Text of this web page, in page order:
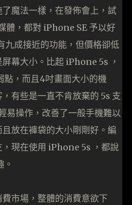
魔法一樣，在發佈會上，試
體，都對 iPhone SE 予以好
九成接近的功能，但價格卻低
幕大小。比起 iPhone 5s ，
點，而且4吋畫面大小的機
有些是一直不肯放棄的 5s 支
易操作，改善了一般手機難以
放在褲袋的大小剛剛好。編
現在使用 iPhone 5s ，都說
市場，整體的消費意欲下